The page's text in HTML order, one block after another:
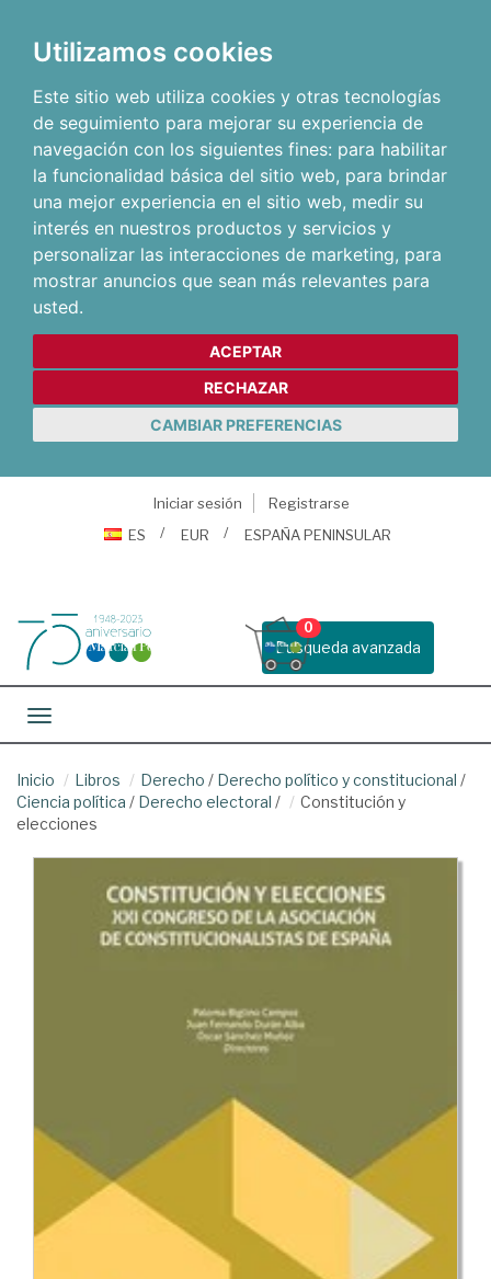
Utilizamos cookies
Este sitio web utiliza cookies y otras tecnologías
de seguimiento para mejorar su experiencia de
navegación con los siguientes fines: para habilitar
la funcionalidad básica del sitio web, para brindar
una mejor experiencia en el sitio web, medir su
interés en nuestros productos y servicios y
personalizar las interacciones de marketing, para
mostrar anuncios que sean más relevantes para
usted.
ACEPTAR
RECHAZAR
CAMBIAR PREFERENCIAS
Iniciar sesión
Registrarse
ES
EUR ESPAÑA PENINSULAR
Busqueda avanzada
0
Toggle navigation
Inicio Libros Derecho / Derecho político y constitucional /
Ciencia política / Derecho electoral /
Constitución y
elecciones